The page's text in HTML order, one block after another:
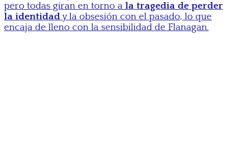
pero todas giran en torno a la tragedia de perder
la identidady la obsesión con el pasado, lo que
encaja de lleno con la sensibilidad de Flanagan.